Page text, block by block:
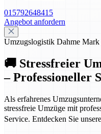
015792648415
Angebot anfordern
Umzugslogistik Dahme Mark
🚚 Stressfreier
– Professioneller
Als erfahrenes
stressfreie Umzüge mit
Service. Entdecken Sie